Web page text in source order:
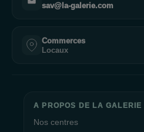
sav@la-galerie.com
Commerces
Locaux
A PROPOS DE LA GALERIE
Nos centres